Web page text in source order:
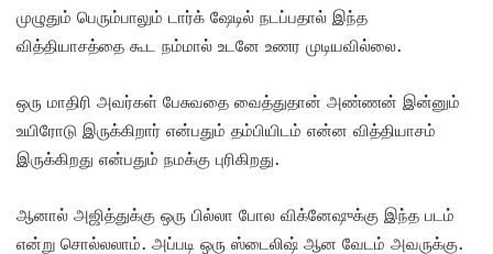
முழுதும் பெரும்பாலும் டார்க் ஷேடில் நடப்பதால் இந்த
வித்தியாசத்தை கூட நம்மால் உடனே உணர முடியவில்லை.
ஒரு மாதிரி அவர்கள் பேசுவதை வைத்துதான் அண்ணன் இன்னும்
உயிரோடு இருக்கிறார் என்பதும் தம்பியிடம் என்ன வித்தியாசம்
இருக்கிறது என்பதும் நமக்கு புரிகிறது.
ஆனால் அஜித்துக்கு ஒரு பில்லா போல விக்னேஷுக்கு இந்த படம்
என்று சொல்லலாம். அப்படி ஒரு ஸ்டைலிஷ் ஆன வேடம் அவருக்கு.